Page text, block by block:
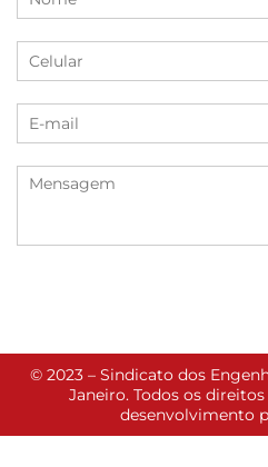
© 2023 – Sindicato dos
Janeiro. Todos os
desenvolvimento